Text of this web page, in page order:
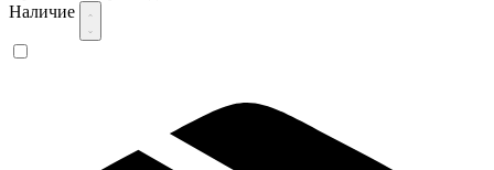
Наличие